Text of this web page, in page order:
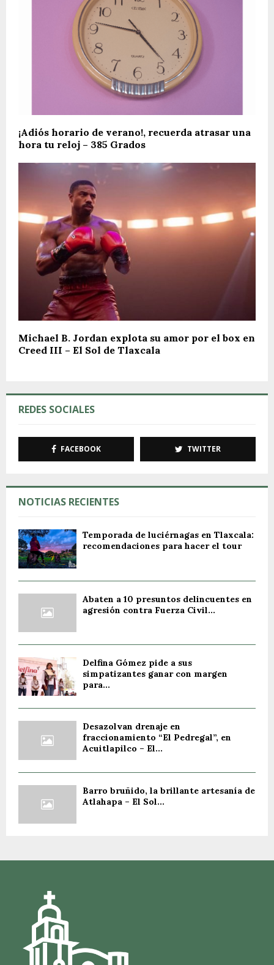
¡Adiós horario de verano!, recuerda atrasar una
hora tu reloj – 385 Grados
Michael B. Jordan explota su amor por el box en
Creed III – El Sol de Tlaxcala
REDES SOCIALES
FACEBOOK TWITTER
NOTICIAS RECIENTES
Temporada de luciérnagas en Tlaxcala:
recomendaciones para hacer el tour
Abaten a 10 presuntos delincuentes en
agresión contra Fuerza Civil...
Delfina Gómez pide a sus
simpatizantes ganar con margen
para...
Desazolvan drenaje en
fraccionamiento “El Pedregal”, en
Acuitlapilco – El...
Barro bruñido, la brillante artesanía de
Atlahapa – El Sol...